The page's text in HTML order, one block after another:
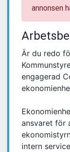
annonsen
Är du redo
engagerad
ansvaret för
intern